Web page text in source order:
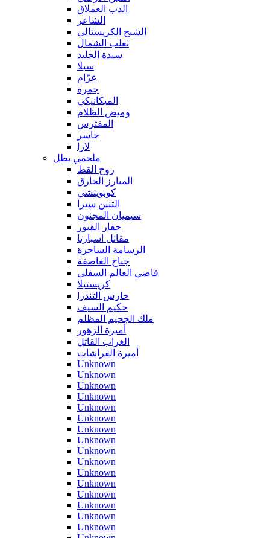
الدب العملاق
الشاعر
الشبح الكريستالي
ثعلب الشمال
سيدة الجليد
سيلا
عزّام
جمرة
الميكانيكي
وميض الظلام
المفترس
جاسر
لارا
ملحمي بطل
روح القط
المبارز الحارق
كونويتشي
التنين سيرا
سيميان المجنون
حفار القبور
مقاتل اسبارتا
الرسامة الساحرة
جناح العاصفة
قاضي العالم السفلي
كريستيلا
حارس التندرا
حكيم السيف
ملك الجحيم المظلم
أميرة الزهور
الغراب القاتل
أميرة الفراشات
Unknown
Unknown
Unknown
Unknown
Unknown
Unknown
Unknown
Unknown
Unknown
Unknown
Unknown
Unknown
Unknown
Unknown
Unknown
Unknown